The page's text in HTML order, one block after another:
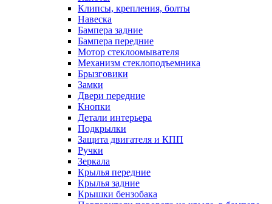
Клипсы, крепления, болты
Навеска
Бампера задние
Бампера передние
Мотор стеклоомывателя
Механизм стеклоподъемника
Брызговики
Замки
Двери передние
Кнопки
Детали интерьера
Подкрылки
Защита двигателя и КПП
Ручки
Зеркала
Крылья передние
Крылья задние
Крышки бензобака